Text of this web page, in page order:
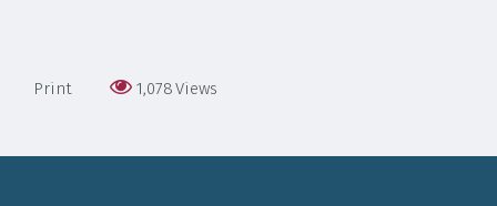
Print 1,078Views